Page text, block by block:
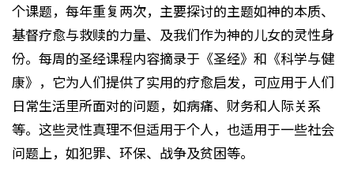
个课题，每年重复两次，主要探讨的主题如神的本质、
基督疗愈与救赎的力量、及我们作为神的儿女的灵性身
份。每周的圣经课程内容摘录于《圣经》和《科学与健
康》，它为人们提供了实用的疗愈启发，可应用于人们
日常生活里所面对的问题，如病痛、财务和人际关系
等。这些灵性真理不但适用于个人，也适用于一些社会
问题上，如犯罪、环保、战争及贫困等。